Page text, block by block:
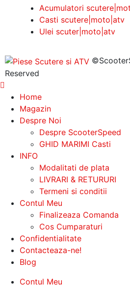
Acumulatori
Casti scutere|moto|atv
Ulei scuter|moto|atv
Reserved
Home
Magazin
Despre Noi
Despre ScooterSpeed
GHID MARIMI Casti
INFO
Modalitati de plata
LIVRARI & RETURURI
Termeni si conditii
Contul Meu
Finalizeaza Comanda
Cos Cumparaturi
Confidentialitate
Contacteaza-ne!
Blog
Contul Meu